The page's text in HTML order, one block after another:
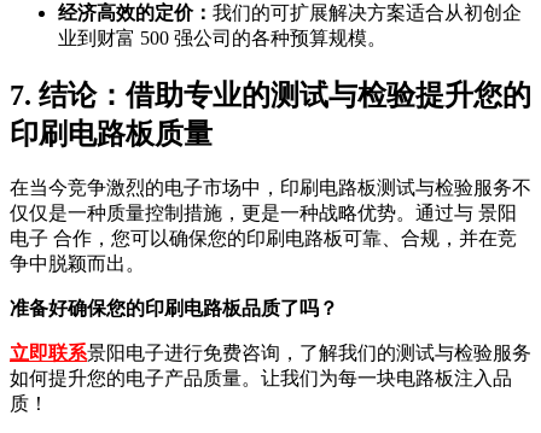
经济高效的定价： 我们的可扩展解决方案适合从初创企
业到财富 500 强公司的各种预算规模。
7. 结论：借助专业的测试与检验提升您的
印刷电路板质量
在当今竞争激烈的电子市场中，印刷电路板测试与检验服务不
仅仅是一种质量控制措施，更是一种战略优势。通过与 景阳
电子 合作，您可以确保您的印刷电路板可靠、合规，并在竞
争中脱颖而出。
准备好确保您的印刷电路板品质了吗？
立即联系景阳电子进行免费咨询，了解我们的测试与检验服务
如何提升您的电子产品质量。让我们为每一块电路板注入品
质！